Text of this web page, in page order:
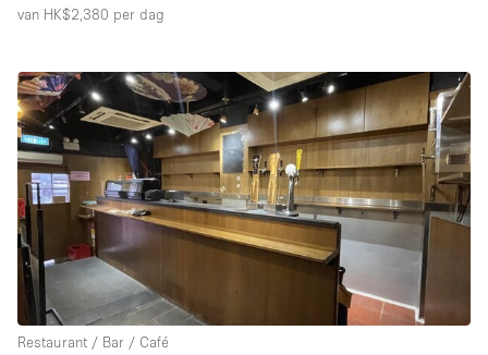
van HK$2,380 per dag
Restaurant / Bar / Café